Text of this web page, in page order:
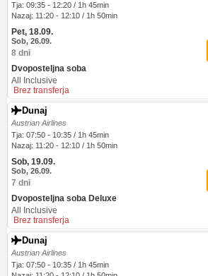
Tja: 09:35 - 12:20 / 1h 45min
Nazaj: 11:20 - 12:10 / 1h 50min
Pet, 18.09.
Sob, 26.09.
8 dni
Dvoposteljna soba
All Inclusive
Brez transferja
Dunaj
Austrian Airlines
Tja: 07:50 - 10:35 / 1h 45min
Nazaj: 11:20 - 12:10 / 1h 50min
Sob, 19.09.
Sob, 26.09.
7 dni
Dvoposteljna soba Deluxe
All Inclusive
Brez transferja
Dunaj
Austrian Airlines
Tja: 07:50 - 10:35 / 1h 45min